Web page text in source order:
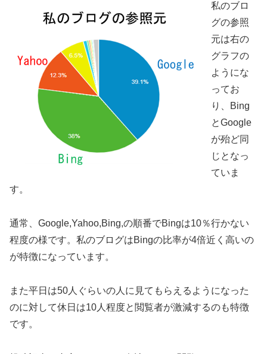
私のブロ
グの参照
元は右の
グラフの
ようにな
ってお
り、Bing
とGoogle
が殆ど同
じとなっ
ていま
す。
通常、Google,Yahoo,Bing,の順番でBingは10％行かない
程度の様です。私のブログはBingの比率が4倍近く高いの
が特徴になっています。
また平日は50人ぐらいの人に見てもらえるようになった
のに対して休日は10人程度と閲覧者が激減するのも特徴
です。